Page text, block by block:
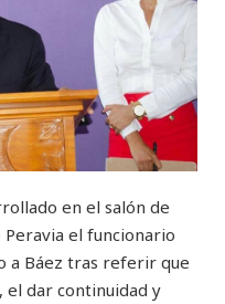
en el salón de
el funcionario
a Báez tras referir que
dar continuidad y